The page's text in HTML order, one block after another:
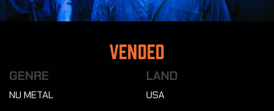
Vended
GENRE
NU METAL
LAND
USA